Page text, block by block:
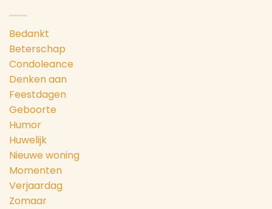
Bedankt
Beterschap
Condoleance
Denken aan
Feestdagen
Geboorte
Humor
Huwelijk
Nieuwe woning
Momenten
Verjaardag
Zomaar